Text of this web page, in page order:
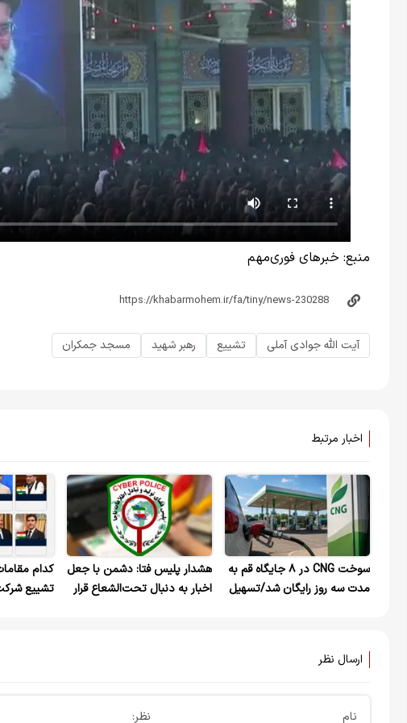
منبع: خبرهای فوری‌مهم
آیت الله جوادی آملی تشییع رهبر شهید مسجد جمکران
اخبار مرتبط
سوخت CNG در ۸ جایگاه قم به
مدت سه روز رایگان شد/تسهیل
هشدار پلیس فتا: دشمن با جعل
اخبار به دنبال تحت‌الشعاع قرار
کدام
تشییع
ارسال نظر
نام نظر: